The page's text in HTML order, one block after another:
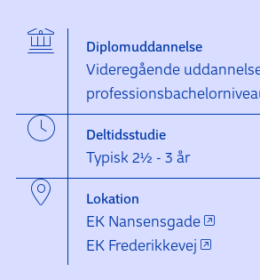
Diplomuddannelse
Videregående
Deltidsstudie
Typisk 2½ - 3 år
Lokation
EK Nansensgade
EK Frederikkevej